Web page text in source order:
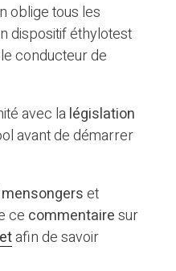
oblige tous les
dispositif éthylotest
conducteur de
avec lalégislation
avant de démarrer
mensongerset
ce commentairesur
afin de savoir